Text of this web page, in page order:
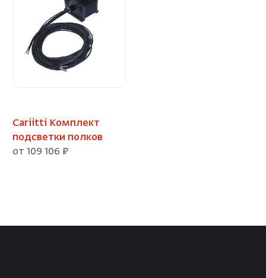
Cariitti Комплект
подсветки полков
от 109 106 ₽